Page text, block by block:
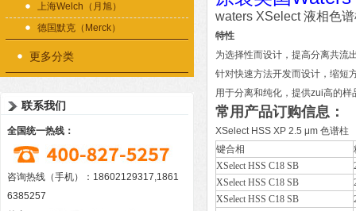
上海Welch（月旭）
德国默克（Merck）
更多分类
联系我们
全国统一热线：
咨询热线（手机）：18602129317,1861
6385257
waters XSelect 液相色
特性
为选择性而设计，提高分离共流
针对快速方法开发而设计，缩短
用于分离和纯化，提供zui高的样
常用产品订购信息：
XSelect HSS XP 2.5 μm 色谱柱
键合相
XSelect HSS C18 SB
XSelect HSS C18 SB
XSelect HSS C18 SB